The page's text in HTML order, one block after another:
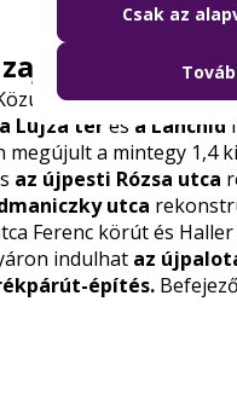
a
elkötelezett a
Lujza tér és a Lánchíd
a mintegy 1,4
az újpesti Rózsa utca
utca
Ferenc körút és
indulhat az
építés.
Csak az